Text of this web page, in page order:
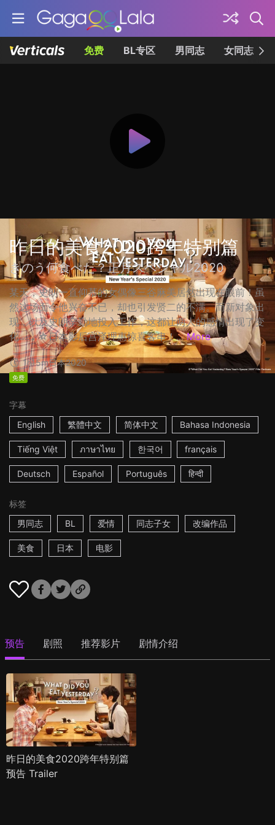
免费 BL专区 男同志 女同志
昨日的美食2020跨年特别篇
きのう何食べた？正月スペシャル2020
某天，史朗一直仰慕的女偶像三谷麻美居然出现在眼前！虽
然这场面令他兴奋不已，却也引发贤二的不满。而新对象出
现，以及史朗辛勤地投入工作，这都让两人的感情出现了变
化…… ☆日本影后宫泽理惠惊喜客串！... More
1h15m日本2020
免费
字幕
English
繁體中文 简体中文 Bahasa Indonesia
Tiếng Việt ภาษาไทย 한국어 français
Deutsch Español Português हिन्दी
标签
男同志
BL 爱情 同志子女 改编作品
美食 日本 电影
预告 剧照 推荐影片 剧情介绍
昨日的美食2020跨年特别篇
预告 Trailer